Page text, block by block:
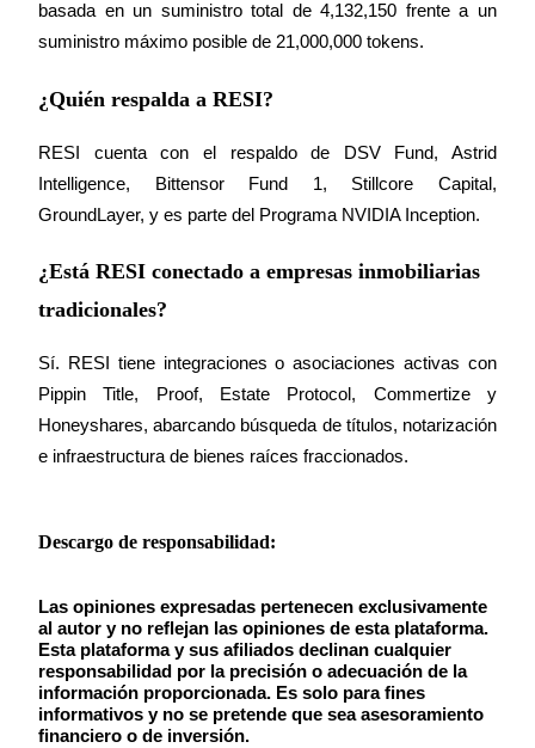
basada en un suministro total de 4,132,150 frente a un
suministro máximo posible de 21,000,000 tokens.
¿Quién respalda a RESI?
RESI cuenta con el respaldo de DSV Fund, Astrid
Intelligence, Bittensor Fund 1, Stillcore Capital,
GroundLayer, y es parte del Programa NVIDIA Inception.
¿Está RESI conectado a empresas inmobiliarias
tradicionales?
Sí. RESI tiene integraciones o asociaciones activas con
Pippin Title, Proof, Estate Protocol, Commertize y
Honeyshares, abarcando búsqueda de títulos, notarización
e infraestructura de bienes raíces fraccionados.
Descargo de responsabilidad:
Las opiniones expresadas pertenecen exclusivamente
al autor y no reflejan las opiniones de esta plataforma.
Esta plataforma y sus afiliados declinan cualquier
responsabilidad por la precisión o adecuación de la
información proporcionada. Es solo para fines
informativos y no se pretende que sea asesoramiento
financiero o de inversión.